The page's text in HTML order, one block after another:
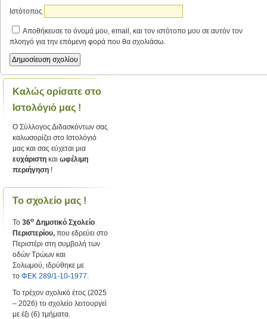
Ιστότοπος
Αποθήκευσε το όνομά μου, email, και τον ιστότοπο μου σε αυτόν τον
πλοηγό για την επόμενη φορά που θα σχολιάσω.
Καλώς ορίσατε στο
Ιστολόγιό μας !
Ο Σύλλογος Διδασκόντων σας
καλωσορίζει στο Ιστολόγιό
μας και σας εύχεται μια
ευχάριστη και ωφέλιμη
περιήγηση !
Το σχολείο μας !
Το 36ο Δημοτικό Σχολείο
Περιστερίου, που εδρεύει στο
Περιστέρι στη συμβολή των
οδών Τρώων και
Σολωμού, ιδρύθηκε με
το ΦΕΚ 289/1-10-1977.
Το τρέχον σχολικό έτος (2025
– 2026) το σχολείο λειτουργεί
με έξι (6) τμήματα.